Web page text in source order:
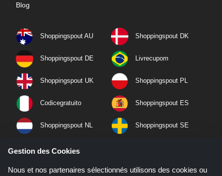
Blog
Shoppingspout AU Shoppingspout DK
Shoppingspout DE Livrecupom
Shoppingspout UK Shoppingspout PL
Codicegratuito Shoppingspout ES
Shoppingspout NL Shoppingspout SE
Shoppingspout PT
Gestion des Cookies
Nous et nos partenaires sélectionnés utilisons des cookies ou